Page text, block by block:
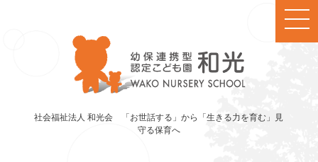
社会福祉法人 和光会 「お世話する」から「生きる力を育む」見
守る保育へ